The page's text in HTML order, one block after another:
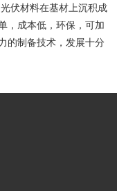
伏材料在基材上沉积成
，成本低，环保，可加
的制备技术，发展十分